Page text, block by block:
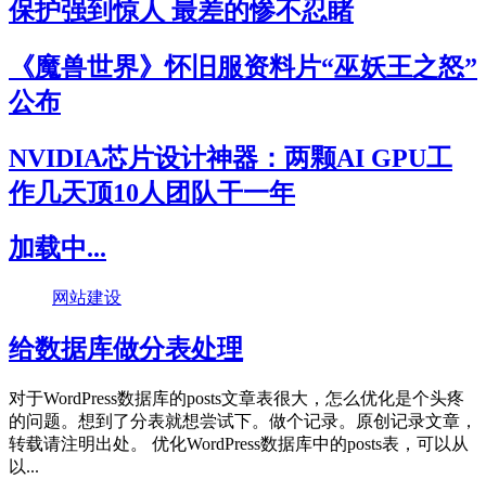
保护强到惊人 最差的惨不忍睹
《魔兽世界》怀旧服资料片“巫妖王之怒”
公布
NVIDIA芯片设计神器：两颗AI GPU工
作几天顶10人团队干一年
加载中...
网站建设
给数据库做分表处理
对于WordPress数据库的posts文章表很大，怎么优化是个头疼
的问题。想到了分表就想尝试下。做个记录。原创记录文章，
转载请注明出处。 优化WordPress数据库中的posts表，可以从
以...